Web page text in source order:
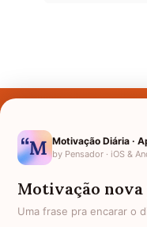
Motivação Diária ·
by Pensador · iOS &
Motivação
Uma frase pra encarar o